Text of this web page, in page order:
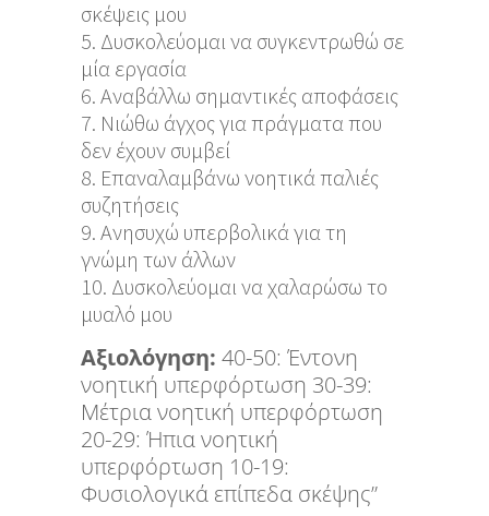
σκέψεις μου
Δυσκολεύομαι να συγκεντρωθώ σε
μία εργασία
Αναβάλλω σημαντικές αποφάσεις
Νιώθω άγχος για πράγματα που
δεν έχουν συμβεί
Επαναλαμβάνω νοητικά παλιές
συζητήσεις
Ανησυχώ υπερβολικά για τη
γνώμη των άλλων
Δυσκολεύομαι να χαλαρώσω το
μυαλό μου
Αξιολόγηση: 40-50: Έντονη
νοητική υπερφόρτωση 30-39:
Μέτρια νοητική υπερφόρτωση
20-29: Ήπια νοητική
υπερφόρτωση 10-19:
Φυσιολογικά επίπεδα σκέψης”